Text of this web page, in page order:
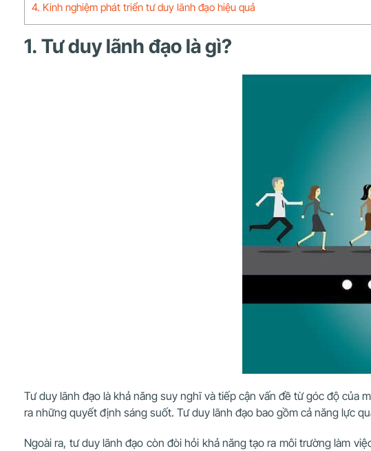
4. Kinh nghiệm phát triển tư duy lãnh đạo hiệu quả
1. Tư duy lãnh đạo là gì?
Tư duy lãnh đạo là khả năng suy nghĩ và tiếp cận vấn đề từ góc độ của
ra những quyết định sáng suốt. Tư duy lãnh đạo bao gồm cả năng lực
Ngoài ra, tư duy lãnh đạo còn đòi hỏi khả năng tạo ra môi trường làm